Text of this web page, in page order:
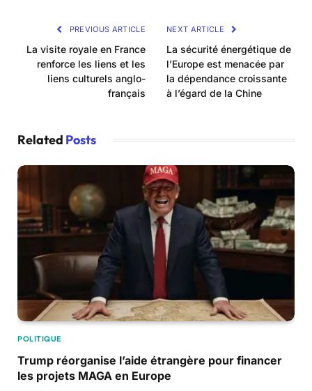
PREVIOUS ARTICLE
La visite royale en France
renforce les liens et les
liens culturels anglo-
français
NEXT ARTICLE
La sécurité énergétique de
l’Europe est menacée par
la dépendance croissante
à l’égard de la Chine
Related Posts
POLITIQUE
Trump réorganise l’aide étrangère pour financer
les projets MAGA en Europe